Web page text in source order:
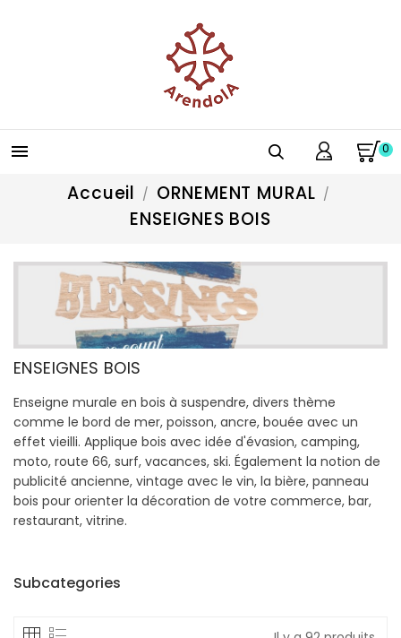
 0
Accueil
ORNEMENT MURAL
ENSEIGNES BOIS
ENSEIGNES BOIS
Enseigne murale en bois à suspendre, divers thème
comme le bord de mer, poisson, ancre, bouée avec un
effet vieilli. Applique bois avec idée d'évasion, camping,
moto, route 66, surf, vacances, ski. Également la notion de
publicité ancienne, vintage avec le vin, la bière, panneau
bois pour orienter la décoration de votre commerce, bar,
restaurant, vitrine.
Subcategories